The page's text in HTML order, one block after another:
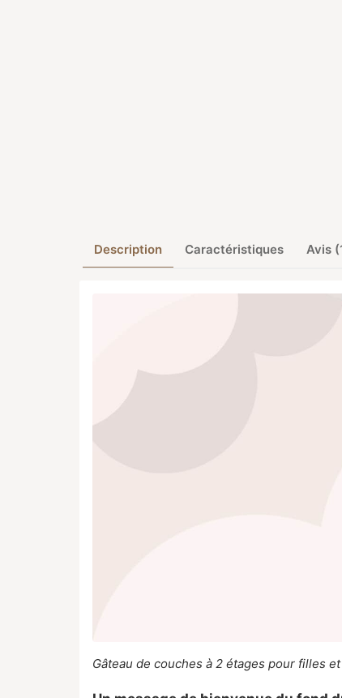
Description Caractéristiques Avis
Gâteau de couches à 2 étages pour filles